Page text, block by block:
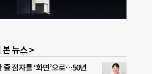
본 뉴스 >
줄 점자를 ‘화면’으로…50년